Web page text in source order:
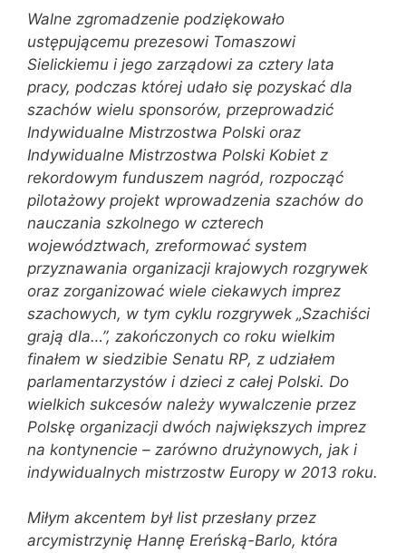
Walne zgromadzenie podziękowało
ustępującemu prezesowi Tomaszowi
Sielickiemu i jego zarządowi za cztery lata
pracy, podczas której udało się pozyskać dla
szachów wielu sponsorów, przeprowadzić
Indywidualne Mistrzostwa Polski oraz
Indywidualne Mistrzostwa Polski Kobiet z
rekordowym funduszem nagród, rozpocząć
pilotażowy projekt wprowadzenia szachów do
nauczania szkolnego w czterech
województwach, zreformować system
przyznawania organizacji krajowych rozgrywek
oraz zorganizować wiele ciekawych imprez
szachowych, w tym cyklu rozgrywek „Szachiści
grają dla…”, zakończonych co roku wielkim
finałem w siedzibie Senatu RP, z udziałem
parlamentarzystów i dzieci z całej Polski. Do
wielkich sukcesów należy wywalczenie przez
Polskę organizacji dwóch największych imprez
na kontynencie – zarówno drużynowych, jak i
indywidualnych mistrzostw Europy w 2013 roku.
Miłym akcentem był list przesłany przez
arcymistrzynię Hannę Ereńską-Barlo, która